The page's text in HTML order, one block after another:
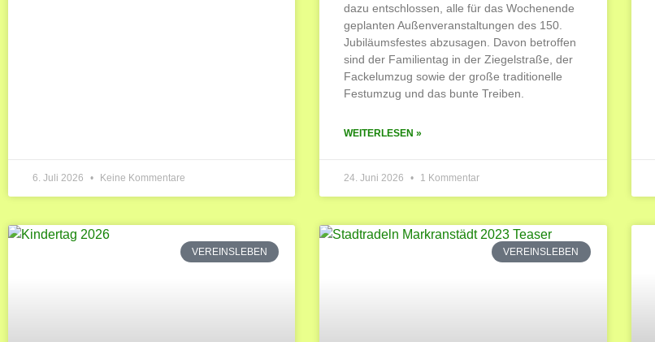
6. Juli 2026 Keine Kommentare
dazu entschlossen, alle für das Wochenende
geplanten Außenveranstaltungen des 150.
Jubiläumsfestes abzusagen. Davon betroffen
sind der Familientag in der Ziegelstraße, der
Fackelumzug sowie der große traditionelle
Festumzug und das bunte Treiben.
WEITERLESEN »
24. Juni 2026 1 Kommentar
VEREINSLEBEN VEREINSLEBEN